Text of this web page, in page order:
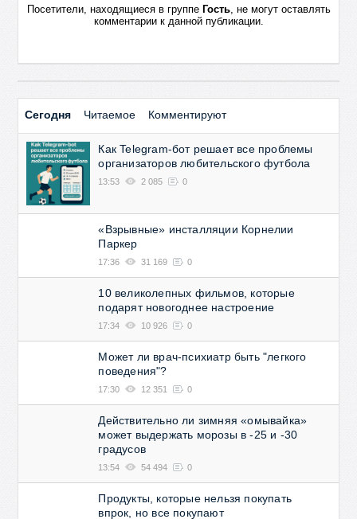
Посетители, находящиеся в группе Гость, не могут оставлять
комментарии к данной публикации.
Сегодня Читаемое Комментируют
Как Telegram-бот решает все проблемы
организаторов любительского футбола
13:53 2 085 0
«Взрывные» инсталляции Корнелии
Паркер
17:36 31 169 0
10 великолепных фильмов, которые
подарят новогоднее настроение
17:34 10 926 0
Может ли врач-психиатр быть "легкого
поведения"?
17:30 12 351 0
Действительно ли зимняя «омывайка»
может выдержать морозы в -25 и -30
градусов
13:54 54 494 0
Продукты, которые нельзя покупать
впрок, но все покупают